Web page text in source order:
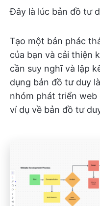
Đây là lúc bản đồ tư
Tạo một bản phác
của bạn và cải thiện
cần suy nghĩ và lập
dụng bản đồ tư duy
nhóm phát triển web
ví dụ về bản đồ tư